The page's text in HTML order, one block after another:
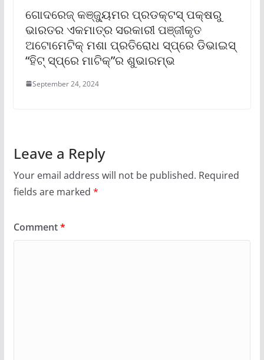
ଗୋଦରେଜ୍ କଞ୍ଜ୍ୟୁମର ପ୍ରଡକ୍ଟସ୍ ପକ୍ଷରୁ
ଭାରତର ଏକମାତ୍ର ସରକାରୀ ପଞ୍ଜୀକୃତ
ଅଟୋମେଟିକ୍ ମଶା ପ୍ରତିରୋଧ ସ୍ପ୍ରେ ଡିଭାଇସ୍
“ହିଟ୍ ସ୍ପ୍ରେ ମାଟିକ୍‌”ର ଶୁଭାରମ୍ଭ
September 24, 2024
Leave a Reply
Your email address will not be published. Required
fields are marked *
Comment*